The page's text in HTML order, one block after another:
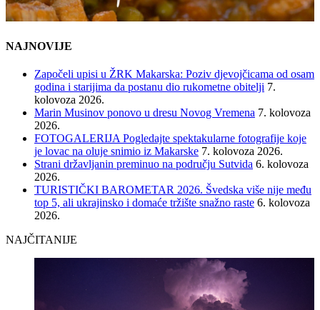
NAJNOVIJE
Započeli upisi u ŽRK Makarska: Poziv djevojčicama od osam
godina i starijima da postanu dio rukometne obitelji 7.
kolovoza 2026.
Marin Musinov ponovo u dresu Novog Vremena 7. kolovoza
2026.
FOTOGALERIJA Pogledajte spektakularne fotografije koje
je lovac na oluje snimio iz Makarske 7. kolovoza 2026.
Strani državljanin preminuo na području Sutvida 6. kolovoza
2026.
TURISTIČKI BAROMETAR 2026. Švedska više nije među
top 5, ali ukrajinsko i domaće tržište snažno raste 6. kolovoza
2026.
NAJČITANIJE